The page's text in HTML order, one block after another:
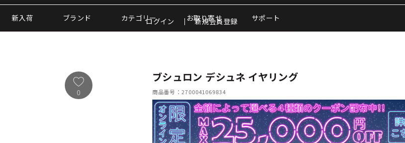
新入荷 ブランド カテゴリー お取り寄せ サポート
ログイン 新規会員登録
0
ブシュロン デシュネ イヤリング
商品番号：2700041069834